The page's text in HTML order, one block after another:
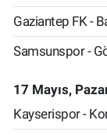
Gaziantep FK -
Samsunspor -
17 Mayıs,
Kayserispor -